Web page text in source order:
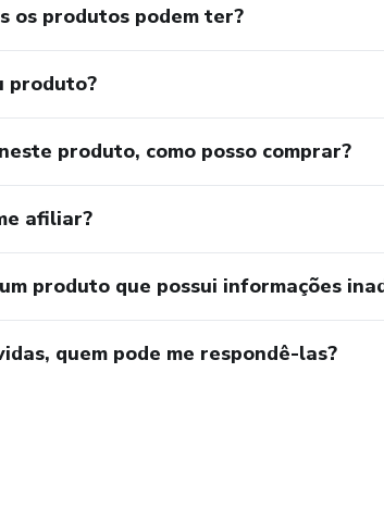
os produtos podem ter?
produto?
produto, como posso comprar?
afiliar?
produto que possui informações
quem pode me respondê-las?